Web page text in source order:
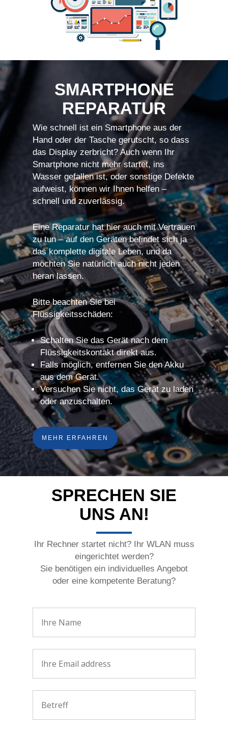
SMARTPHONE
REPARATUR
Wie schnell ist ein Smartphone aus der
Hand oder der Tasche gerutscht, so dass
das Display zerbricht? Auch wenn Ihr
Smartphone nicht mehr startet, ins
Wasser gefallen ist, oder sonstige Defekte
aufweist, können wir Ihnen helfen –
schnell und zuverlässig.
Eine Reparatur hat hier auch mit Vertrauen
zu tun – auf den Geräten befindet sich ja
das komplette digitale Leben, und da
möchten Sie natürlich auch nicht jeden
heran lassen.
Bitte beachten Sie bei
Flüssigkeitsschäden:
Schalten Sie das Gerät nach dem
Flüssigkeitskontakt direkt aus.
Falls möglich, entfernen Sie den Akku
aus dem Gerät.
Versuchen Sie nicht, das Gerät zu laden
oder anzuschalten.
MEHR ERFAHREN
SPRECHEN SIE
UNS AN!
Ihr Rechner startet nicht? Ihr WLAN muss
eingerichtet werden?
Sie benötigen ein individuelles Angebot
oder eine kompetente Beratung?